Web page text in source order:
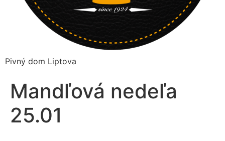
Pivný dom Liptova
Mandľová nedeľa
25.01